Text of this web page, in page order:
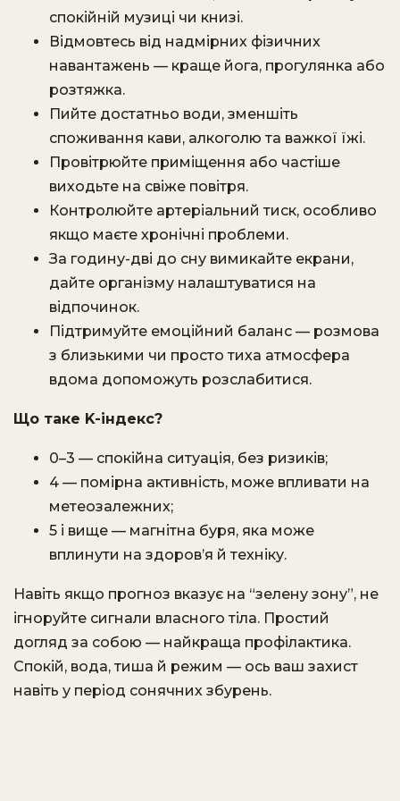
спокійній музиці чи книзі.
Відмовтесь від надмірних фізичних
навантажень — краще йога, прогулянка або
розтяжка.
Пийте достатньо води, зменшіть
споживання кави, алкоголю та важкої їжі.
Провітрюйте приміщення або частіше
виходьте на свіже повітря.
Контролюйте артеріальний тиск, особливо
якщо маєте хронічні проблеми.
За годину-дві до сну вимикайте екрани,
дайте організму налаштуватися на
відпочинок.
Підтримуйте емоційний баланс — розмова
з близькими чи просто тиха атмосфера
вдома допоможуть розслабитися.
Що таке K-індекс?
0–3 — спокійна ситуація, без ризиків;
4 — помірна активність, може впливати на
метеозалежних;
5 і вище — магнітна буря, яка може
вплинути на здоров’я й техніку.
Навіть якщо прогноз вказує на “зелену зону”, не
ігноруйте сигнали власного тіла. Простий
догляд за собою — найкраща профілактика.
Спокій, вода, тиша й режим — ось ваш захист
навіть у період сонячних збурень.